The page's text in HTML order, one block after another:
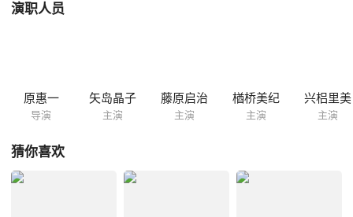
演职人员
原惠一
导演
矢岛晶子
主演
藤原启治
主演
楢桥美纪
主演
兴梠里美
主演
猜你喜欢